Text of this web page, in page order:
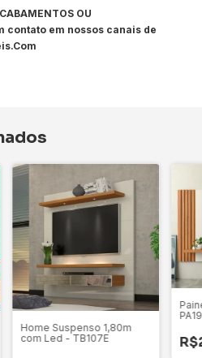
OU
contato em nossos canais de
Home Suspenso 1,80m
com Led - TB107E
PA19